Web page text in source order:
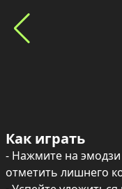
Как играть
- Нажмите на
отметить лишнего